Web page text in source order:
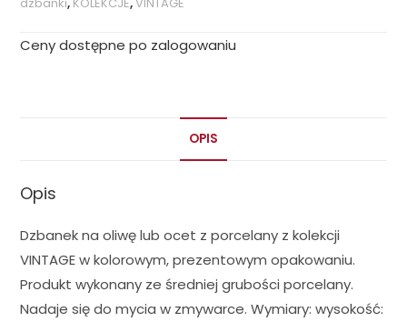
dzbanki, KOLEKCJE,VINTAGE
Ceny dostępne po zalogowaniu
OPIS
Opis
Dzbanek na oliwę lub ocet z porcelany z kolekcji
VINTAGE w kolorowym, prezentowym opakowaniu.
Produkt wykonany ze średniej grubości porcelany.
Nadaje się do mycia w zmywarce. Wymiary: wysokość: